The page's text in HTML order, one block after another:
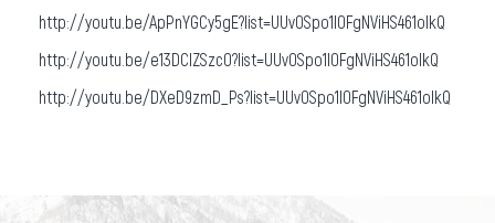
http://youtu.be/ApPnYGCy5gE?list=UUv0Spo1l0FgNViHS461oIkQ
http://youtu.be/e13DCIZSzc0?list=UUv0Spo1l0FgNViHS461oIkQ
http://youtu.be/DXeD9zmD_Ps?list=UUv0Spo1l0FgNViHS461oIkQ